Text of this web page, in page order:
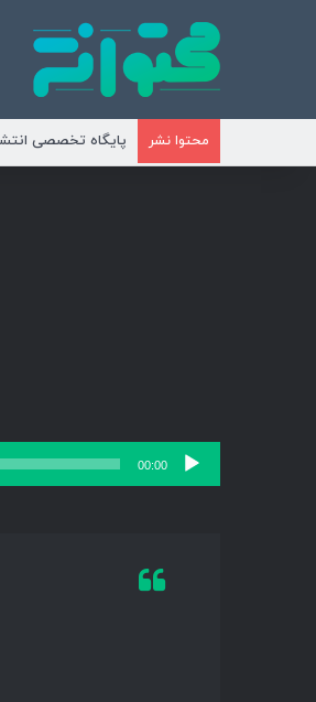
محتوا نشر پایگاه تخصصی
پخش‌کننده
صوت
00:00